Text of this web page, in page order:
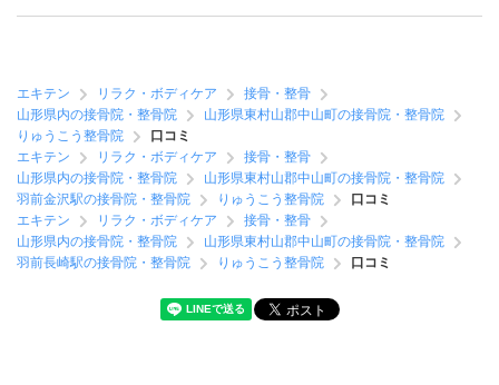
エキテン リラク・ボディケア
接骨・整骨
山形県内の接骨院・整骨院
山形県東村山郡中山町の接骨院・整骨院
りゅうこう整骨院
口コミ
エキテン
リラク・ボディケア
接骨・整骨
山形県内の接骨院・整骨院
山形県東村山郡中山町の接骨院・整骨院
羽前金沢駅の接骨院・整骨院
りゅうこう整骨院
口コミ
エキテン
リラク・ボディケア
接骨・整骨
山形県内の接骨院・整骨院
山形県東村山郡中山町の接骨院・整骨院
羽前長崎駅の接骨院・整骨院
りゅうこう整骨院 口コミ